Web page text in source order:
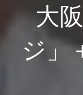
大
ジ」